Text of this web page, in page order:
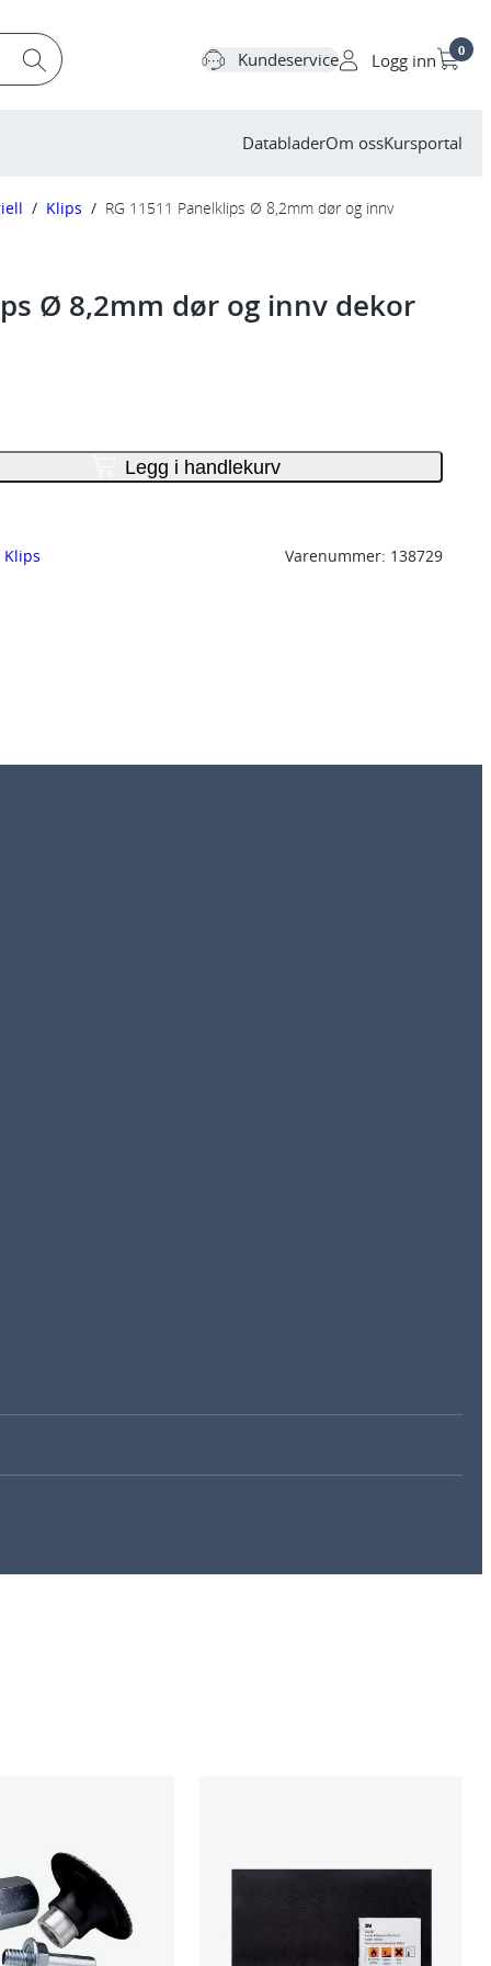
Kundeservice Logg inn 0
DatabladerOm ossKursportal
/ Klips / RG 11511 Panelklips Ø 8,2mm dør og innv
Ø 8,2mm dør og innv dekor
Legg i handlekurv
Klips Varenummer: 138729